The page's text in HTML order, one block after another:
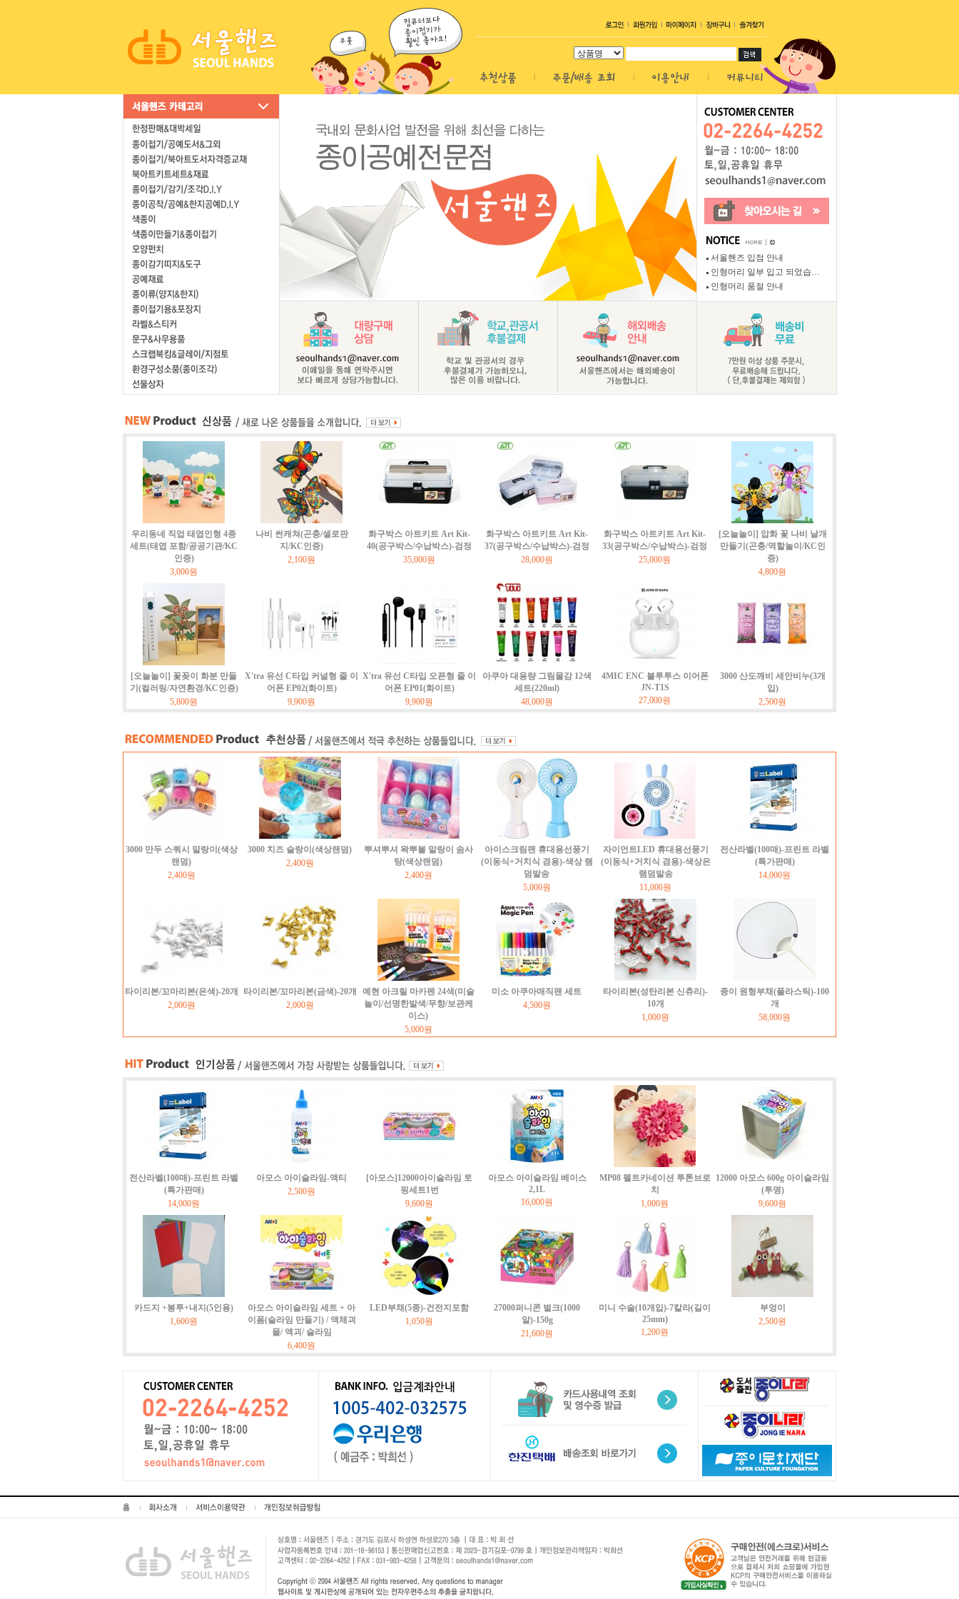
서울핸즈 입점 안내
인형머리 일부 입고 되었습…
인형머리 품절 안내
우리동네 직업 태엽인형 4종
세트(태엽 포함/공공기관/KC
인증)
3,000원
나비 썬캐쳐(곤충/셀로판
지/KC인증)
2,100원
화구박스 아트키트 Art Kit-
40(공구박스/수납박스)-검정
35,000원
화구박스 아트키트 Art Kit-
37(공구박스/수납박스)-검정
28,000원
화구박스 아트키트 Art Kit-
33(공구박스/수납박스)-검정
25,000원
[오늘놀이] 압화 꽃 나비 날개
만들기(곤충/역할놀이/KC인
증)
4,800원
[오늘놀이] 꽃꽂이 화분 만들
기(컬러링/자연환경/KC인증)
5,800원
X'tra 유선 C타입 커널형 줄 이
어폰 EP02(화이트)
9,900원
X'tra 유선 C타입 오픈형 줄 이
어폰 EP01(화이트)
9,900원
아쿠아 대용량 그림물감 12색
세트(220ml)
48,000원
4MIC ENC 블루투스 이어폰
JN-T1S
27,000원
3000 산도깨비 세안비누(3개
입)
2,500원
3000 만두 스쿼시 말랑이(색상
랜덤)
2,400원
3000 치즈 슬랑이(색상랜덤)
2,400원
뿌셔뿌셔 왁뿌볼 말랑이 솜사
탕(색상랜덤)
2,400원
아이스크림팬 휴대용선풍기
(이동식+거치식 겸용)-색상 램
덤발송
5,000원
자이언트LED 휴대용선풍기
(이동식+거치식 겸용)-색상은
램덤발송
11,000원
전산라벨(100매)-프린트 라벨
(특가판매)
14,000원
타이리본/꼬마리본(은색)-20개
2,000원
타이리본/꼬마리본(금색)-20개
2,000원
예현 아크릴 마카펜 24색(미술
놀이/선명한발색/무향/보관케
이스)
5,000원
미소 아쿠아매직팬 세트
4,500원
타이리본(성탄리본 신츄리)-
10개
1,000원
종이 원형부채(플라스틱)-100
개
58,000원
전산라벨(100매)-프린트 라벨
(특가판매)
14,000원
아모스 아이슬라임-액티
2,500원
[아모스]12000아이슬라임 토
핑세트1번
9,600원
아모스 아이슬라임 베이스
2,1L
16,000원
MP08 펠트카네이션 투톤브로
치
1,000원
12000 아모스 600g 아이슬라임
(투명)
9,600원
카드지 +봉투+내지(5인용)
1,600원
아모스 아이슬라임 세트 + 아
이폼(슬라임 만들기) / 액체괴
물/ 액괴/ 슬라임
6,400원
LED부채(5종)-건전지포함
1,050원
27000퍼니콘 벌크(1000
알)-150g
21,600원
미니 수술(10개입)-7칼라(길이
25mm)
1,200원
부엉이
2,500원